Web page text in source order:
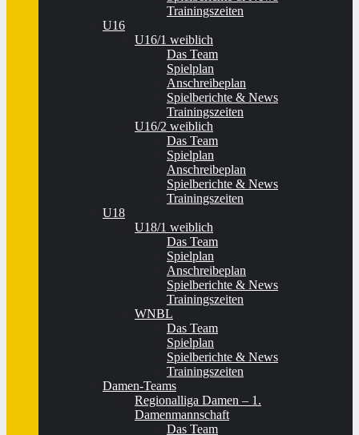
Trainingszeiten
U16
U16/1 weiblich
Das Team
Spielplan
Anschreibeplan
Spielberichte & News
Trainingszeiten
U16/2 weiblich
Das Team
Spielplan
Anschreibeplan
Spielberichte & News
Trainingszeiten
U18
U18/1 weiblich
Das Team
Spielplan
Anschreibeplan
Spielberichte & News
Trainingszeiten
WNBL
Das Team
Spielplan
Spielberichte & News
Trainingszeiten
Damen-Teams
Regionalliga Damen – 1.
Damenmannschaft
Das Team